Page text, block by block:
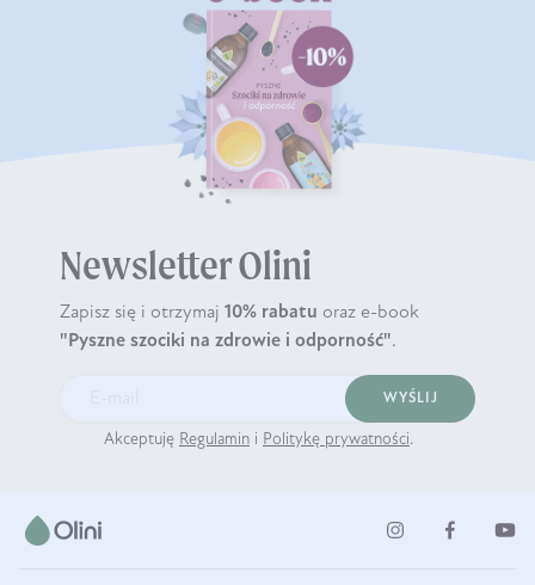
Newsletter Olini
Zapisz się i otrzymaj 10% rabatu oraz e-book
"Pyszne szociki na zdrowie i odporność".
WYŚLIJ
Akceptuję Regulamin i Politykę prywatności.